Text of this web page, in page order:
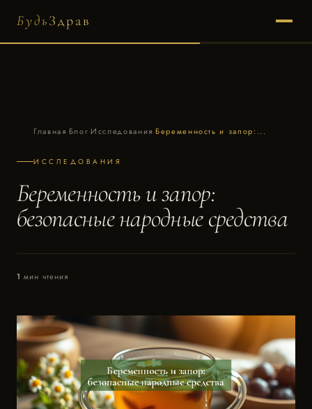
БудьЗдрав
Главная·Блог·Исследования·Беременность и запор:...
ИССЛЕДОВАНИЯ
Беременность и запор:
безопасные народные средства
1 мин чтения